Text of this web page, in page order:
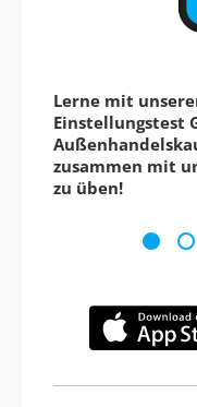
Lerne mit
Einstellungstest
zusammen mit
zu üben!